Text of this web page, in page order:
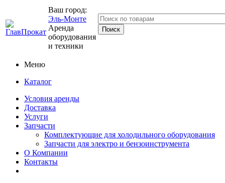
Ваш город:
Эль-Монте
Аренда
оборудования
и техники
Меню
Каталог
Условия аренды
Доставка
Услуги
Запчасти
Комплектующие для холодильного оборудования
Запчасти для электро и бензоинструмента
О Компании
Контакты